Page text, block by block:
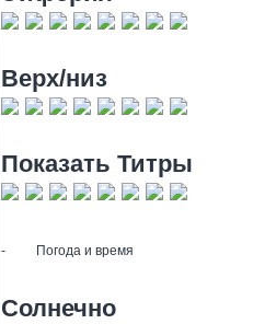
Верх/низ
Показать Титры
- Погода и время
Солнечно